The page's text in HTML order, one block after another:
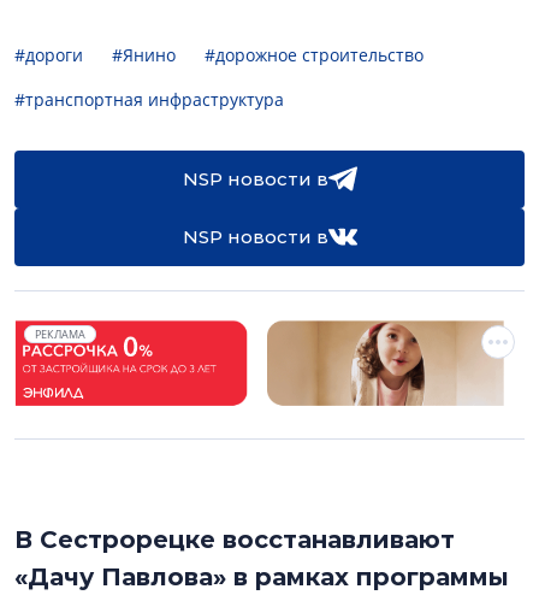
#дороги #Янино
#дорожное строительство
#транспортная инфраструктура
NSP новости в
NSP новости в
РЕКЛАМА
В Сестрорецке восстанавливают
«Дачу Павлова» в рамках программы